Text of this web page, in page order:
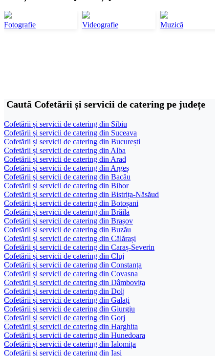
Fotografie Videografie Muzică
Caută Cofetării și servicii de catering pe județe
Cofetării și servicii de catering din Sibiu
Cofetării și servicii de catering din Suceava
Cofetării și servicii de catering din București
Cofetării și servicii de catering din Alba
Cofetării și servicii de catering din Arad
Cofetării și servicii de catering din Argeș
Cofetării și servicii de catering din Bacău
Cofetării și servicii de catering din Bihor
Cofetării și servicii de catering din Bistrița-Năsăud
Cofetării și servicii de catering din Botoșani
Cofetării și servicii de catering din Brăila
Cofetării și servicii de catering din Brașov
Cofetării și servicii de catering din Buzău
Cofetării și servicii de catering din Călărași
Cofetării și servicii de catering din Caraș-Severin
Cofetării și servicii de catering din Cluj
Cofetării și servicii de catering din Constanța
Cofetării și servicii de catering din Covasna
Cofetării și servicii de catering din Dâmbovița
Cofetării și servicii de catering din Dolj
Cofetării și servicii de catering din Galați
Cofetării și servicii de catering din Giurgiu
Cofetării și servicii de catering din Gorj
Cofetării și servicii de catering din Harghita
Cofetării și servicii de catering din Hunedoara
Cofetării și servicii de catering din Ialomița
Cofetării și servicii de catering din Iași